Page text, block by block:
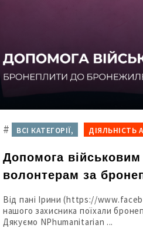
# ВСІ КАТЕГОРІЇ, ДІЯЛЬНІСТЬ
Допомога
волонтерам за
Від пані Ірини (https://
нашого захисника поїхали
Дякуємо NPhumanitarian ...